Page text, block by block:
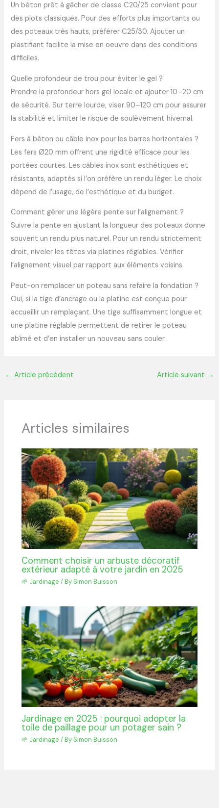
Un béton prêt à gâcher de classe C20/25 convient pour
des plots classiques. Pour des efforts plus importants ou
des poteaux très hauts, préférer C25/30. Ajouter un
plastifiant facilite la mise en oeuvre dans des conditions
difficiles.
Quelle profondeur de trou pour éviter le gel ?
Prendre la profondeur hors gel locale et ajouter 10–20 cm
de sécurité. Sur terre lourde, viser 90–120 cm pour assurer
la stabilité et limiter le risque de soulèvement hivernal.
Fers à béton ou câble inox pour les barres horizontales ?
Les fers Ø20 mm offrent une rigidité efficace pour les
portées courtes. Les câbles inox sont esthétiques et
résistants, adaptés si l’on préfère un rendu léger. Le choix
dépend de l’usage, de l’esthétique et du budget.
Comment gérer une légère pente sur l’alignement ?
Suivre la pente en ajustant la longueur des poteaux donne
souvent un rendu plus naturel. Pour un rendu strictement
droit, niveler les têtes via platines réglables. Vérifier
l’alignement visuel par rapport aux éléments voisins.
Peut-on remplacer un poteau sans refaire la fondation ?
Oui, si la tige d’ancrage ou la platine est conçue pour
accueillir un remplaçant. Une tige suffisamment longue et
une platine réglable permettent de retirer le poteau
abîmé et d’en installer un nouveau sans couler.
← Article précédent Article suivant →
Articles similaires
Comment choisir un arbuste décoratif
extérieur adapté à votre jardin en 2025
🌱 Jardinage / By Simon Buisson
Jardinage en 2025 : pourquoi adopter la
toile de paillage pour un potager sain ?
🌱 Jardinage / By Simon Buisson